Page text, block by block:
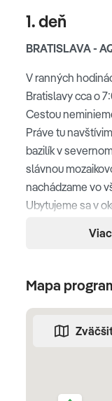
1. deň
BRATISLAVA -
V ranných
Bratislavy cca o
Cestou
Práve tu
bazilík v
slávnou
nachádzame vo
Ubytujeme sa v
2. deň
Dnes sa
Mapa